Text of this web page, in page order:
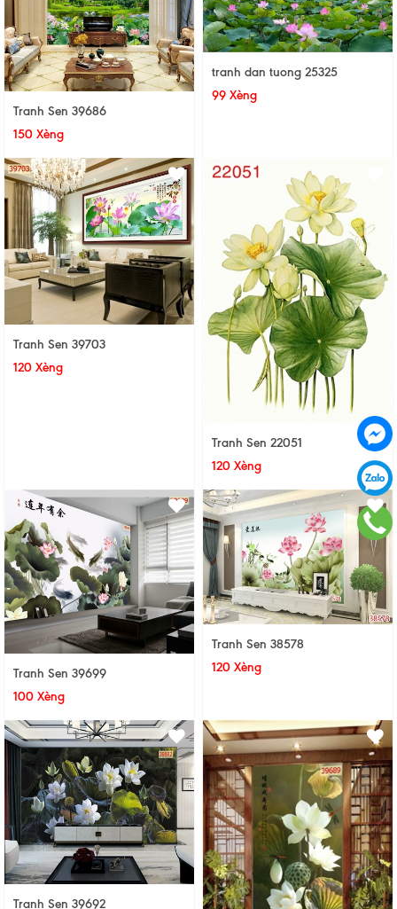
Tranh Sen 39686
150 Xèng
tranh dan tuong 25325
99 Xèng
Tranh Sen 39703
120 Xèng
Tranh Sen 22051
120 Xèng
Tranh Sen 39699
100 Xèng
Tranh Sen 38578
120 Xèng
Tranh Sen 39692